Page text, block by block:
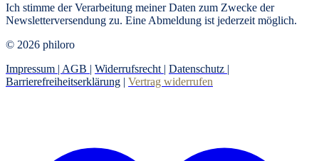
Ich stimme der Verarbeitung meiner Daten zum Zwecke der
Newsletterversendung zu. Eine Abmeldung ist jederzeit möglich.
© 2026 philoro
Impressum | AGB | Widerrufsrecht | Datenschutz |
Barrierefreiheitserklärung | Vertrag widerrufen